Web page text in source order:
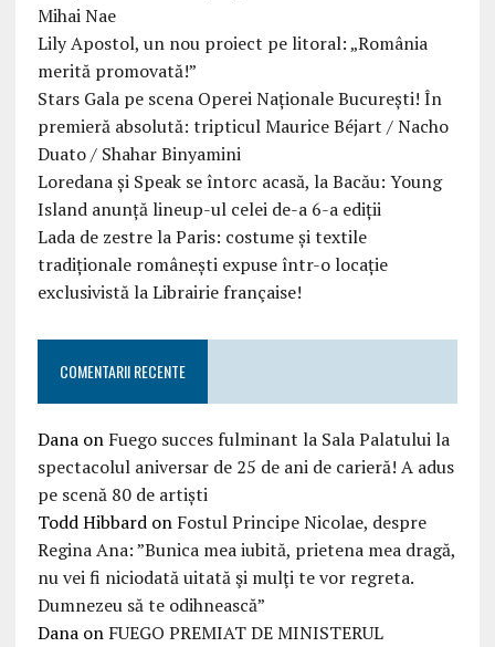
Mihai Nae
Lily Apostol, un nou proiect pe litoral: „România
merită promovată!”
Stars Gala pe scena Operei Naționale București! În
premieră absolută: tripticul Maurice Béjart / Nacho
Duato / Shahar Binyamini
Loredana și Speak se întorc acasă, la Bacău: Young
Island anunță lineup-ul celei de-a 6-a ediții
Lada de zestre la Paris: costume și textile
tradiționale românești expuse într-o locație
exclusivistă la Librairie française!
COMENTARII RECENTE
Danaon Fuego succes fulminant la Sala Palatului la
spectacolul aniversar de 25 de ani de carieră! A adus
pe scenă 80 de artiști
Todd Hibbardon Fostul Principe Nicolae, despre
Regina Ana: ”Bunica mea iubită, prietena mea dragă,
nu vei fi niciodată uitată şi mulţi te vor regreta.
Dumnezeu să te odihnească”
Danaon FUEGO PREMIAT DE MINISTERUL